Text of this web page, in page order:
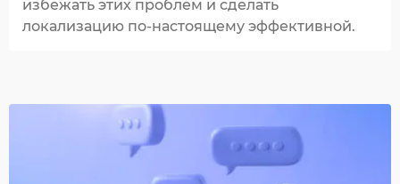
избежать этих проблем и сделать
локализацию по-настоящему эффективной.